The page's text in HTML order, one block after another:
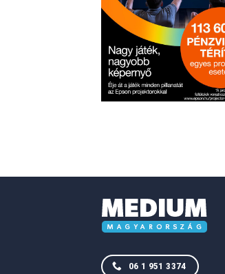
06 1 951 3374